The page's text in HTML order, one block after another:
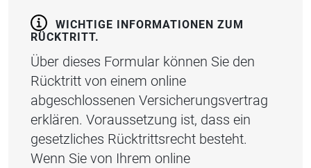
WICHTIGE INFORMATIONEN ZUM
RÜCKTRITT.
Über dieses Formular können Sie den
Rücktritt von einem online
abgeschlossenen Versicherungsvertrag
erklären. Voraussetzung ist, dass ein
gesetzliches Rücktrittsrecht besteht.
Wenn Sie von Ihrem online